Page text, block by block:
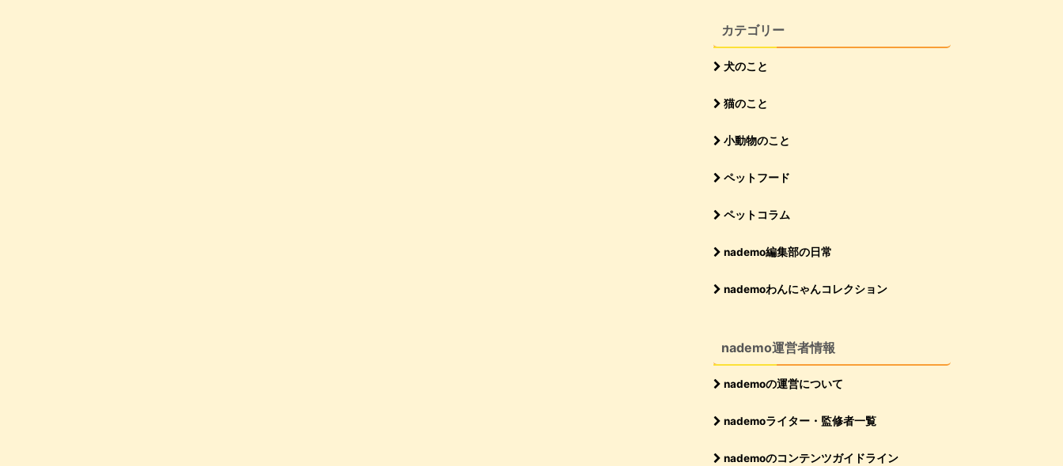
カテゴリー
犬のこと
猫のこと
小動物のこと
ペットフード
ペットコラム
nademo編集部の日常
nademoわんにゃんコレクション
nademo運営者情報
nademoの運営について
nademoライター・監修者一覧
nademoのコンテンツガイドライン